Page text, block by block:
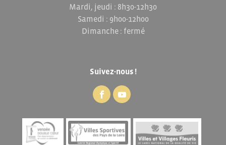
Mardi, jeudi : 8h30-12h30
Samedi : 9h00-12h00
Dimanche : fermé
Suivez-nous !